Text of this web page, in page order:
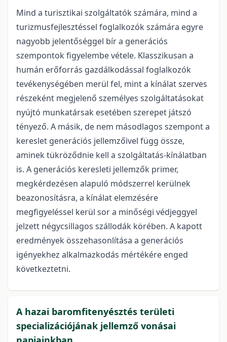
Mind a turisztikai szolgáltatók számára, mind a
turizmusfejlesztéssel foglalkozók számára egyre
nagyobb jelentőséggel bír a generációs
szempontok figyelembe vétele. Klasszikusan a
humán erőforrás gazdálkodással foglalkozók
tevékenységében merül fel, mint a kínálat szerves
részeként megjelenő személyes szolgáltatásokat
nyújtó munkatársak esetében szerepet játszó
tényező. A másik, de nem másodlagos szempont a
kereslet generációs jellemzőivel függ össze,
aminek tükröződnie kell a szolgáltatás-kínálatban
is. A generációs keresleti jellemzők primer,
megkérdezésen alapuló módszerrel kerülnek
beazonosításra, a kínálat elemzésére
megfigyeléssel kerül sor a minőségi védjeggyel
jelzett négycsillagos szállodák körében. A kapott
eredmények összehasonlítása a generációs
igényekhez alkalmazkodás mértékére enged
következtetni.
A hazai baromfitenyésztés területi
specializációjának jellemző vonásai